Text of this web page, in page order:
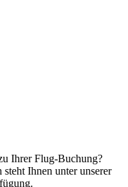
Ihrer Flug-Buchung?
Ihnen unter unserer